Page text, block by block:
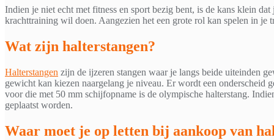
Indien je niet echt met fitness en sport bezig bent, is de kans klein
krachttraining wil doen. Aangezien het een grote rol kan spelen in je
Wat zijn halterstangen?
Halterstangen zijn de ijzeren stangen waar je langs beide uiteinden
gewicht kan kiezen naargelang je niveau. Er wordt een onderscheid
voor die met 50 mm schijfopname is de olympische halterstang.
geplaatst worden.
Waar moet je op letten bij aankoop van